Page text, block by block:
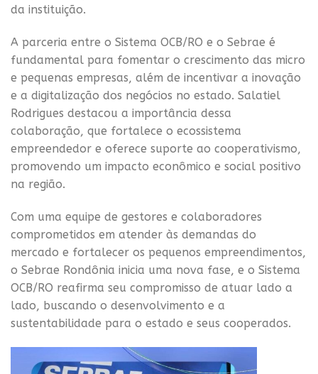
da instituição.
A parceria entre o Sistema OCB/RO e o Sebrae é
fundamental para fomentar o crescimento das micro
e pequenas empresas, além de incentivar a inovação
e a digitalização dos negócios no estado. Salatiel
Rodrigues destacou a importância dessa
colaboração, que fortalece o ecossistema
empreendedor e oferece suporte ao cooperativismo,
promovendo um impacto econômico e social positivo
na região.
Com uma equipe de gestores e colaboradores
comprometidos em atender às demandas do
mercado e fortalecer os pequenos empreendimentos,
o Sebrae Rondônia inicia uma nova fase, e o Sistema
OCB/RO reafirma seu compromisso de atuar lado a
lado, buscando o desenvolvimento e a
sustentabilidade para o estado e seus cooperados.